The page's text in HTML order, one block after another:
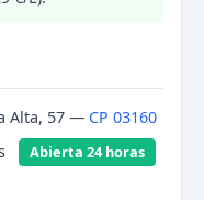
Alta, 57 — CP 03160
Abierta 24 horas